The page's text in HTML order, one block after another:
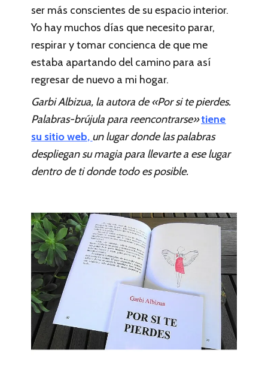
ser más conscientes de su espacio interior.
Yo hay muchos días que necesito parar,
respirar y tomar concienca de que me
estaba apartando del camino para así
regresar de nuevo a mi hogar.
Garbi Albizua, la autora de «Por si te pierdes.
Palabras-brújula para reencontrarse»tiene
su sitio web, un lugar donde las palabras
despliegan su magia para llevarte a ese lugar
dentro de ti donde todo es posible.